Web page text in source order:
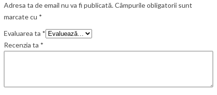
Adresa ta de email nu va fi publicată.Câmpurile obligatorii sunt
marcate cu *
Evaluarea ta *
Recenzia ta *